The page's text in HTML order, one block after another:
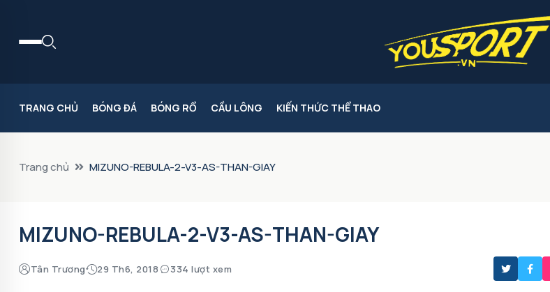
TRANG CHỦ BÓNG ĐÁ BÓNG RỔ CẦU LÔNG KIẾN THỨC THỂ THAO
Trang chủ MIZUNO-REBULA-2-V3-AS-THAN-GIAY
MIZUNO-REBULA-2-V3-AS-THAN-GIAY
Tân Trương 29 Th6, 2018 334 lượt xem